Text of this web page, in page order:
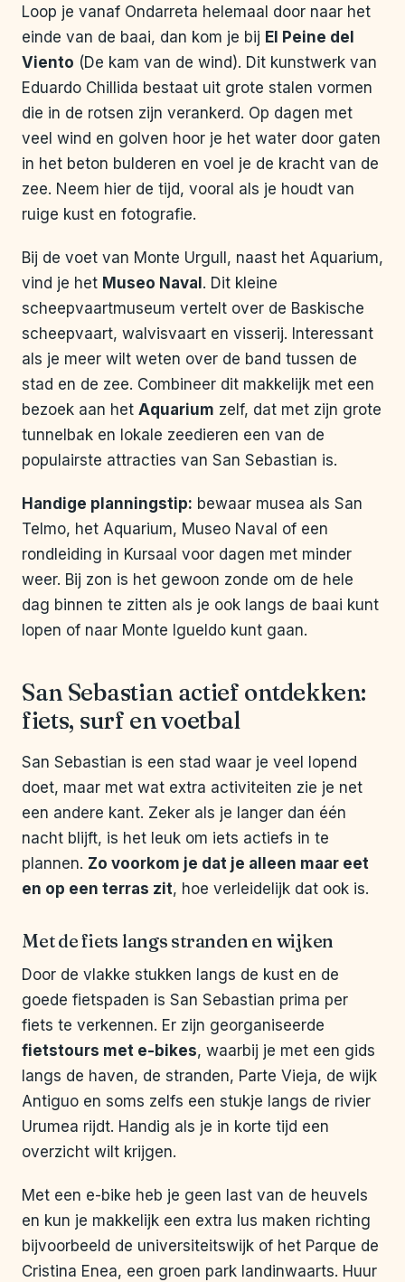
Loop je vanaf Ondarreta helemaal door naar het
einde van de baai, dan kom je bij El Peine del
Viento (De kam van de wind). Dit kunstwerk van
Eduardo Chillida bestaat uit grote stalen vormen
die in de rotsen zijn verankerd. Op dagen met
veel wind en golven hoor je het water door gaten
in het beton bulderen en voel je de kracht van de
zee. Neem hier de tijd, vooral als je houdt van
ruige kust en fotografie.
Bij de voet van Monte Urgull, naast het Aquarium,
vind je het Museo Naval . Dit kleine
scheepvaartmuseum vertelt over de Baskische
scheepvaart, walvisvaart en visserij. Interessant
als je meer wilt weten over de band tussen de
stad en de zee. Combineer dit makkelijk met een
bezoek aan het Aquarium zelf, dat met zijn grote
tunnelbak en lokale zeedieren een van de
populairste attracties van San Sebastian is.
Handige planningstip: bewaar musea als San
Telmo, het Aquarium, Museo Naval of een
rondleiding in Kursaal voor dagen met minder
weer. Bij zon is het gewoon zonde om de hele
dag binnen te zitten als je ook langs de baai kunt
lopen of naar Monte Igueldo kunt gaan.
San Sebastian actief ontdekken:
fiets, surf en voetbal
San Sebastian is een stad waar je veel lopend
doet, maar met wat extra activiteiten zie je net
een andere kant. Zeker als je langer dan één
nacht blijft, is het leuk om iets actiefs in te
plannen. Zo voorkom je dat je alleen maar eet
en op een terras zit, hoe verleidelijk dat ook is.
Met de fiets langs stranden en wijken
Door de vlakke stukken langs de kust en de
goede fietspaden is San Sebastian prima per
fiets te verkennen. Er zijn georganiseerde
fietstours met e-bikes, waarbij je met een gids
langs de haven, de stranden, Parte Vieja, de wijk
Antiguo en soms zelfs een stukje langs de rivier
Urumea rijdt. Handig als je in korte tijd een
overzicht wilt krijgen.
Met een e-bike heb je geen last van de heuvels
en kun je makkelijk een extra lus maken richting
bijvoorbeeld de universiteitswijk of het Parque de
Cristina Enea, een groen park landinwaarts. Huur